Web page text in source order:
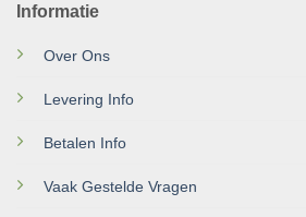
Informatie
Over Ons
Levering Info
Betalen Info
Vaak Gestelde Vragen